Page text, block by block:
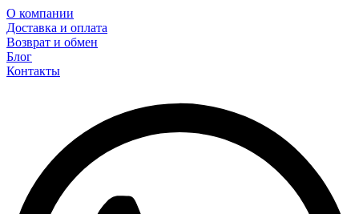
О компании
Доставка и оплата
Возврат и обмен
Блог
Контакты